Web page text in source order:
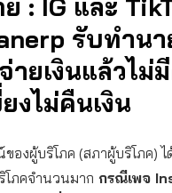
: IG และ
รับทำนา
ายเงินแล้วไม่
งไม่คืนเงิน
องผู้บริโภค (สภาผู้บริโภค) ไ
โภคจำนวนมาก กรณีเพจ